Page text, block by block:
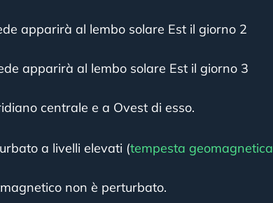
apparirà al lembo solare Est il giorno 2
apparirà al lembo solare Est il giorno 3
centrale e a Ovest di esso.
a livelli elevati (tempesta geomagnetica
non è perturbato.